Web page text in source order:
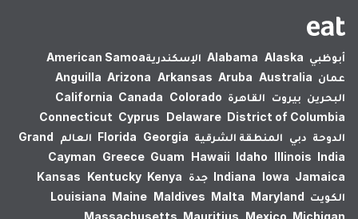
أبوظبي Alabama Alaska الإسكندرية‎American Samoa
عمان
Anguilla Arizona Arkansas Aruba Australia
البحرين بيروت القاهرة California Canada Colorado
Connecticut Cyprus Delaware District of Columbia
الدوحة دبي المنطقة الشرقية Florida Georgia العالم
Grand
Cayman Greece Guam Hawaii Idaho Illinois India
Indiana Iowa Jamaica جدة Kansas Kentucky Kenya
الكويت
Louisiana Maine Maldives Malta Maryland